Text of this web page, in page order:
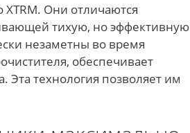
Они отличаются
тихую, но эффективную
незаметны во время
обеспечивает
Эта технология позволяет им